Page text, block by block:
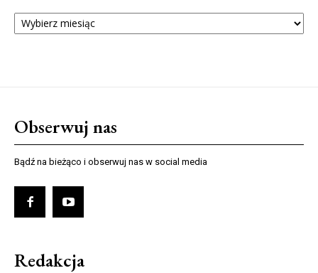
ARCHIWUM
NUMERÓW
Obserwuj nas
Bądź na bieżąco i obserwuj nas w social media
Redakcja